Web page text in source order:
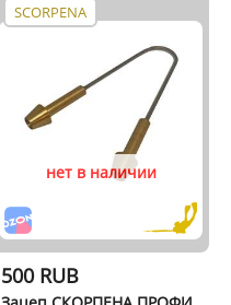
SCORPENA
нет в наличии
500 RUB